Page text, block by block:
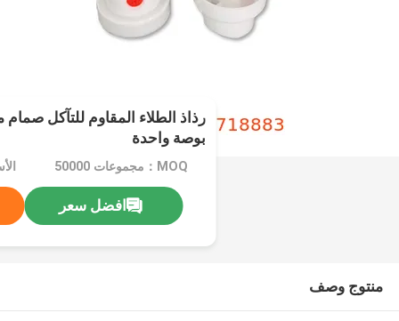
رذاذ الطلاء المقاوم للتآكل صمام
بوصة واحدة
MOQ：مجموعات 50000
افضل سعر
منتوج وصف